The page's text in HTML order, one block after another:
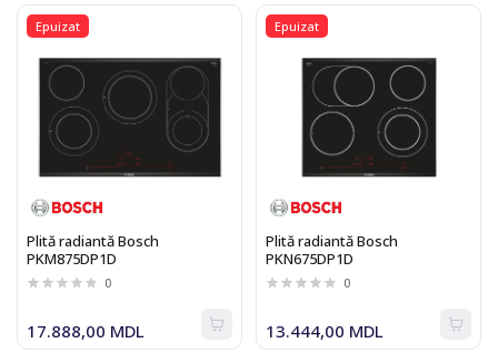
Epuizat
Plită radiantă Bosch
PKM875DP1D
0
17.888,00 MDL
Epuizat
Plită radiantă Bosch
PKN675DP1D
0
13.444,00 MDL